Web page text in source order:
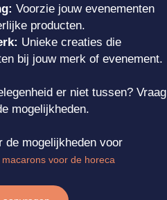
Voorzie jouw evenementen
producten.
Unieke creaties die
bij jouw merk of evenement.
er niet tussen? Vraag
mogelijkheden.
de mogelijkheden voor
voor de horeca